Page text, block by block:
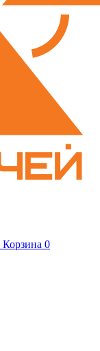
Корзина 0